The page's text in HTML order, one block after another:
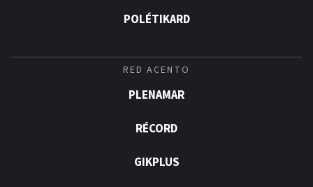
POLÉTIKARD
RED ACENTO
PLENAMAR
RÉCORD
GIKPLUS